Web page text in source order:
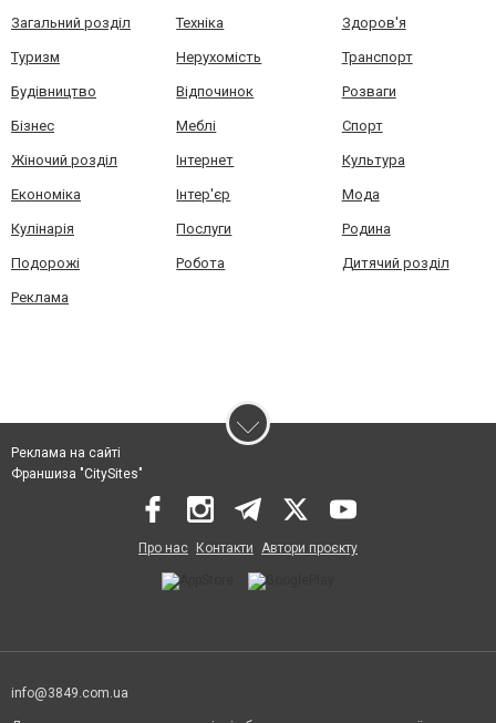
Загальний розділ Техніка Здоров'я
Туризм Нерухомість Транспорт
Будівництво Відпочинок Розваги
Бізнес Меблі Спорт
Жіночий розділ Інтернет Культура
Економіка Інтер'єр Мода
Кулінарія Послуги Родина
Подорожі Робота Дитячий розділ
Реклама
Реклама на сайті
Франшиза "CitySites"
Про нас Контакти Автори проєкту
info@3849.com.ua